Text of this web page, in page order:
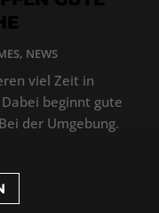
, NEWS
viel Zeit in
beginnt gute
der Umgebung.